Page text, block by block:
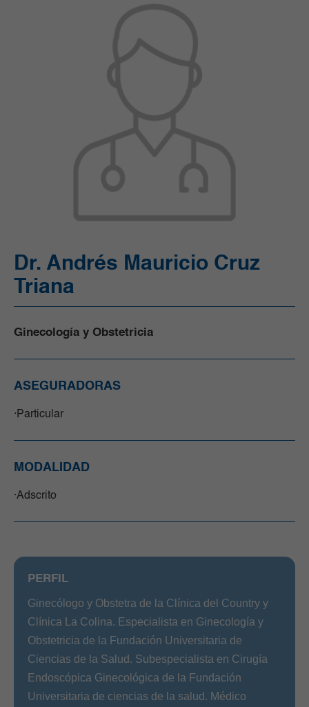
Ortopedia y Traumatología
Radiología e Imágenes Diagnósticas
Servicios Quirúrgicos
Servicios de Apoyo
Unidad de Cuidado Crítico Especializado
Unidad de Mama y Tumores de Tejidos Blandos
Urgencias
Dr. Andrés Mauricio Cruz
Triana
Ginecología y Obstetricia
ASEGURADORAS
Particular
MODALIDAD
Adscrito
PERFIL
Ginecólogo y Obstetra de la Clínica del Country y
Clínica La Colina. Especialista en Ginecología y
Obstetricia de la Fundación Universitaria de
Ciencias de la Salud. Subespecialista en Cirugía
Endoscópica Ginecológica de la Fundación
Universitaria de ciencias de la salud. Médico